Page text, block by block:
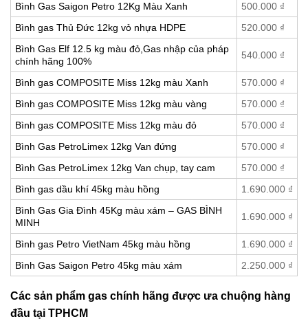
Bình Gas Saigon Petro 12Kg Màu Xanh
500.000 ₫
Bình gas Thủ Đức 12kg vỏ nhựa HDPE
520.000 ₫
Bình Gas Elf 12.5 kg màu đỏ,Gas nhập của pháp
chính hãng 100%
540.000 ₫
Bình gas COMPOSITE Miss 12kg màu Xanh 570.000 ₫
Bình gas COMPOSITE Miss 12kg màu vàng
570.000 ₫
Bình gas COMPOSITE Miss 12kg màu đỏ
570.000 ₫
Bình Gas PetroLimex 12kg Van đứng
570.000 ₫
Bình Gas PetroLimex 12kg Van chụp, tay cam
570.000 ₫
Bình gas dầu khí 45kg màu hồng
1.690.000 ₫
Bình Gas Gia Đình 45Kg màu xám – GAS BÌNH
MINH
1.690.000 ₫
Bình gas Petro VietNam 45kg màu hồng 1.690.000 ₫
Bình Gas Saigon Petro 45kg màu xám
2.250.000 ₫
Các sản phẩm gas chính hãng được ưa chuộng hàng
đầu tại TPHCM